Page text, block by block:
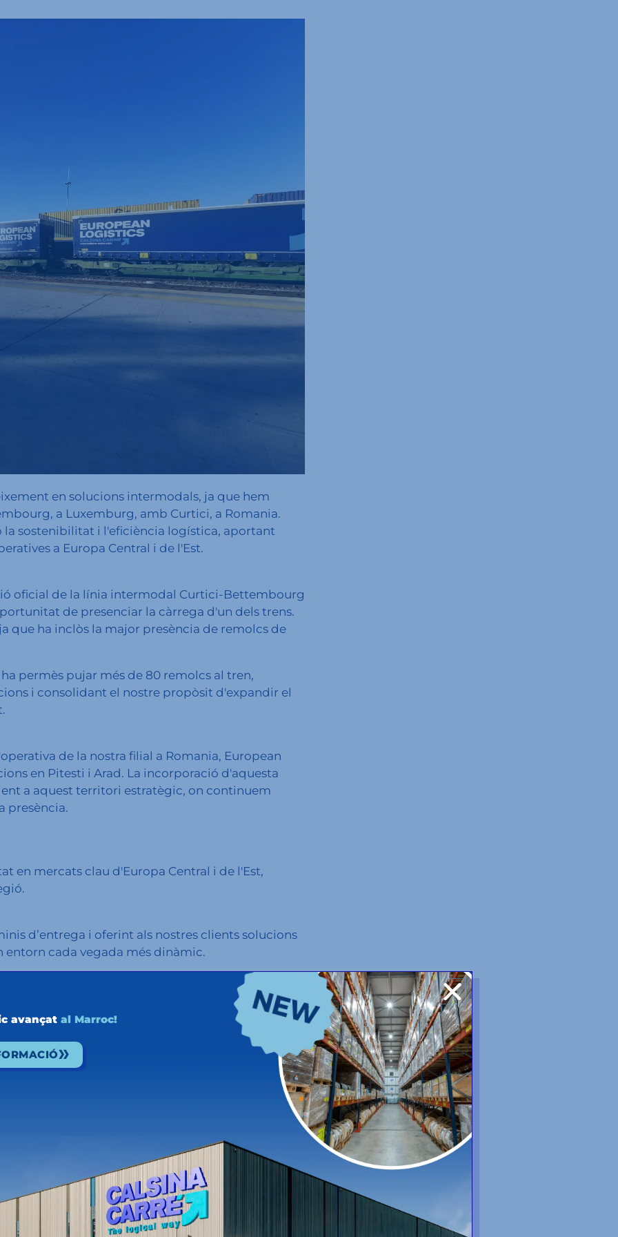
en solucions intermodals, ja que hem
a Luxemburg, amb Curtici, a Romania.
sostenibilitat i l'eficiència logística, aportant
a Europa Central i de l'Est.
oficial de la línia intermodal Curtici-Bettembourg
de presenciar la càrrega d'un dels trens.
que ha inclòs la major presència de remolcs de
permès pujar més de 80 remolcs al tren,
i consolidant el nostre propòsit d'expandir el
de la nostra filial a Romania, European
en Pitesti i Arad. La incorporació d'aquesta
a aquest territori estratègic, on continuem
presència.
en mercats clau d'Europa Central i de l'Est,
d’entrega i oferint als nostres clients solucions
cada vegada més dinàmic.
a reduir les emissions de CO₂, alineant-se amb
per al sector logístic.
intermodals que duem a terme
al mes mitjançant aquest mitjà de
avançatal Marroc!